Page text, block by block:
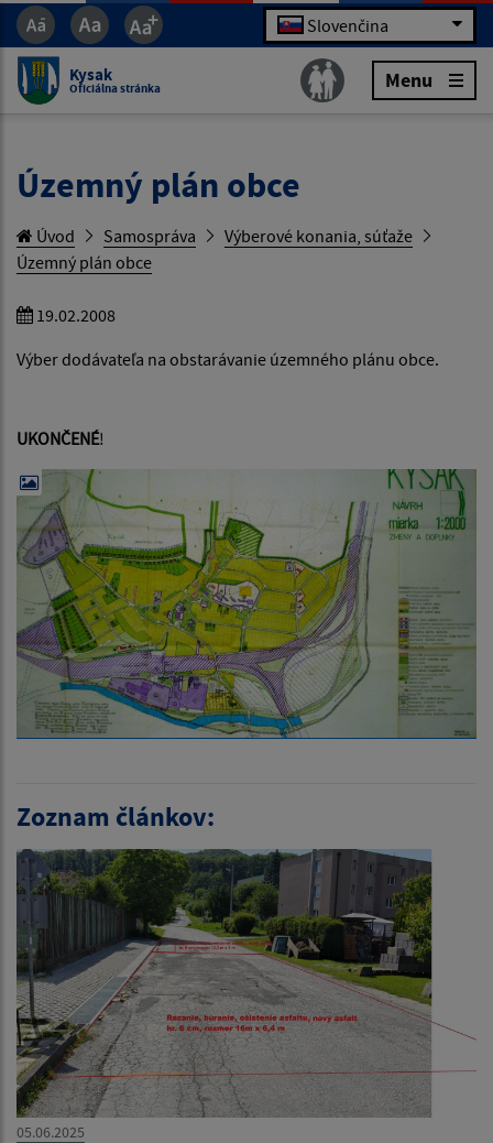
Slovenčina
Kysak
Oficiálna stránka Menu
Územný plán obce
Úvod Samospráva
Výberové konania, súťaže
Územný plán obce
19.02.2008
Výber dodávateľa na obstarávanie územného plánu obce.
UKONČENÉ!
Zoznam článkov:
05.06.2025